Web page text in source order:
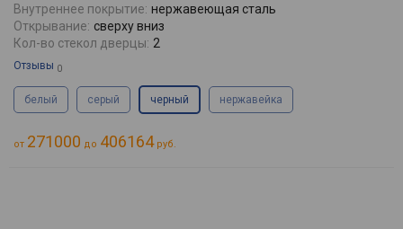
Внутреннее покрытие: нержавеющая сталь
Открывание: сверху вниз
Кол-во стекол дверцы: 2
Отзывы 0
белый серый черный нержавейка
от 271000 до 406164руб.